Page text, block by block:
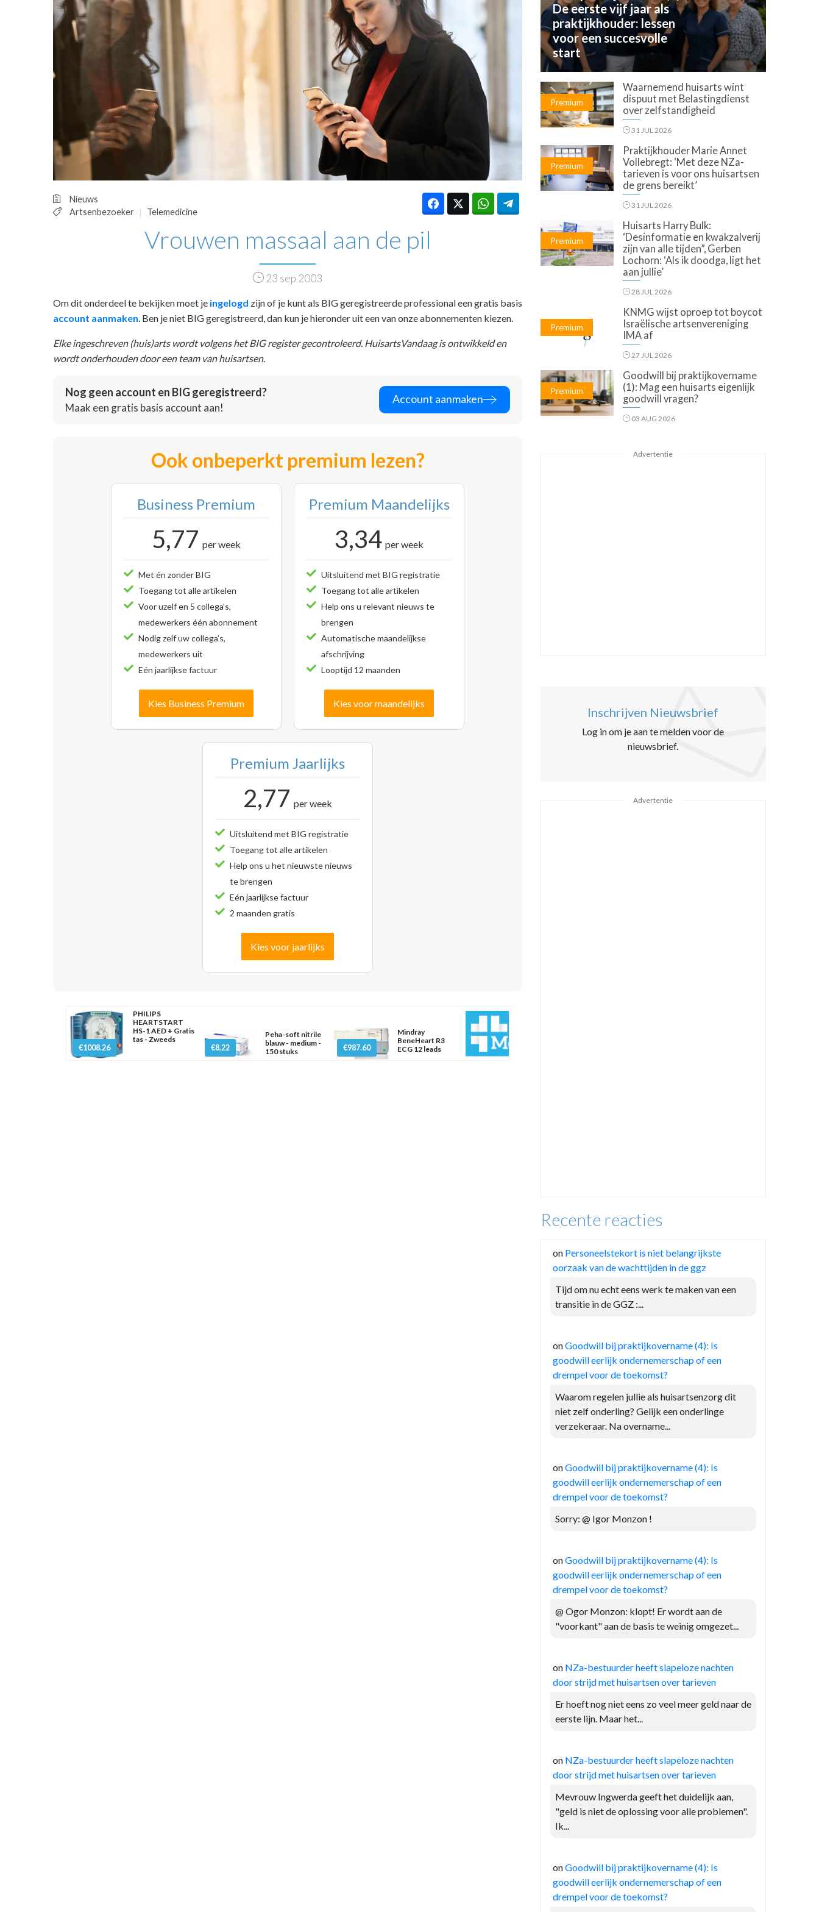
HUISARTSENPOST
PRAKTIJKZAKEN
VPHUISARTSEN
MEDISCHE VAKHANDEL
REGISTRATIE
Nieuws
Artsenbezoeker
Telemedicine
Vrouwen massaal aan de pil
23 sep 2003
Om dit onderdeel te bekijken moet je ingelogd zijn of je kunt als BIG geregistreerde professional een gratis basis
account aanmaken . Ben je niet BIG geregistreerd, dan kun je hieronder uit een van onze abonnementen kiezen.
Elke ingeschreven (huis)arts wordt volgens het BIG register gecontroleerd. HuisartsVandaag is ontwikkeld en
wordt onderhouden door een team van huisartsen.
Nog geen account en BIG geregistreerd?
Maak een gratis basis account aan!
Account aanmaken
Ook onbeperkt premium lezen?
Business Premium
5,77 per week
Met én zonder BIG
Toegang tot alle artikelen
Voor uzelf en 5 collega’s,
medewerkers één abonnement
Nodig zelf uw collega’s,
medewerkers uit
Eén jaarlijkse factuur
Kies Business Premium
Premium Maandelijks
3,34 per week
Uitsluitend met BIG registratie
Toegang tot alle artikelen
Help ons u relevant nieuws te
brengen
Automatische maandelijkse
afschrijving
Looptijd 12 maanden
Kies voor maandelijks
Premium Jaarlijks
2,77 per week
Uitsluitend met BIG registratie
Toegang tot alle artikelen
Help ons u het nieuwste nieuws
te brengen
Eén jaarlijkse factuur
2 maanden gratis
Kies voor jaarlijks
€1008.26
PHILIPS
HEARTSTART
HS-1 AED + Gratis
tas - Zweeds
€8.22
Peha-soft nitrile
blauw - medium -
150 stuks
€987.60
Mindray
BeneHeart R3
ECG 12 leads
De eerste vijf jaar als
praktijkhouder: lessen
voor een succesvolle
start
Premium
Waarnemend huisarts wint
dispuut met Belastingdienst
over zelfstandigheid
31 JUL 2026
Premium
Praktijkhouder Marie Annet
Vollebregt: ‘Met deze NZa-
tarieven is voor ons huisartsen
de grens bereikt’
31 JUL 2026
Premium
Huisarts Harry Bulk:
‘Desinformatie en kwakzalverij
zijn van alle tijden”, Gerben
Lochorn: ‘Als ik doodga, ligt het
aan jullie’
28 JUL 2026
Premium
KNMG wijst oproep tot boycot
Israëlische artsenvereniging
IMA af
27 JUL 2026
Premium
Goodwill bij praktijkovername
(1): Mag een huisarts eigenlijk
goodwill vragen?
03 AUG 2026
Advertentie
Inschrijven Nieuwsbrief
Log in om je aan te melden voor de
nieuwsbrief.
Advertentie
Recente reacties
on Personeelstekort is niet belangrijkste
oorzaak van de wachttijden in de ggz
Tijd om nu echt eens werk te maken van een
transitie in de GGZ :...
onGoodwill bij praktijkovername (4): Is
goodwill eerlijk ondernemerschap of een
drempel voor de toekomst?
Waarom regelen jullie als huisartsenzorg dit
niet zelf onderling? Gelijk een onderlinge
verzekeraar. Na overname...
onGoodwill bij praktijkovername (4): Is
goodwill eerlijk ondernemerschap of een
drempel voor de toekomst?
Sorry: @ Igor Monzon !
onGoodwill bij praktijkovername (4): Is
goodwill eerlijk ondernemerschap of een
drempel voor de toekomst?
@ Ogor Monzon: klopt! Er wordt aan de
"voorkant" aan de basis te weinig omgezet...
on NZa-bestuurder heeft slapeloze nachten
door strijd met huisartsen over tarieven
Er hoeft nog niet eens zo veel meer geld naar de
eerste lijn. Maar het...
on NZa-bestuurder heeft slapeloze nachten
door strijd met huisartsen over tarieven
Mevrouw Ingwerda geeft het duidelijk aan,
"geld is niet de oplossing voor alle problemen".
Ik...
onGoodwill bij praktijkovername (4): Is
goodwill eerlijk ondernemerschap of een
drempel voor de toekomst?